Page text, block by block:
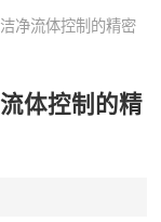
净流体控制的精密
体控制的精